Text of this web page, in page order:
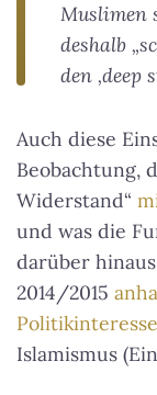
Muslimen
deshalb
den ,deep
Auch diese
Beobachtung,
Widerstand“
und was die
darüber
2014/2015
Islamismus